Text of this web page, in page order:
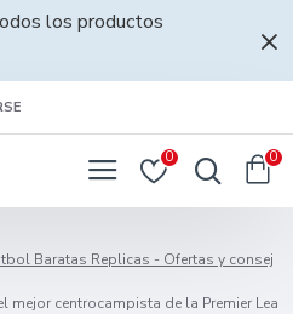
los productos
0 0
Baratas Replicas - Ofertas y consej
mejor centrocampista de la Premier Lea